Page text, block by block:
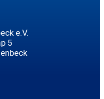
e.V.
5